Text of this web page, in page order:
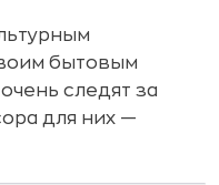
бытовым
следят за
для них —